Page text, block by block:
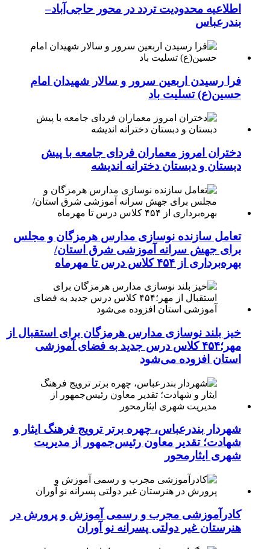
اطلاعیه محدودیت تردد در محور حاجی‌آباد–
بندرعباس
فرا رسیدن اربعین سرور و سالار شهیدان امام
حسین(ع) تسلیت باد
دختران امروز معماران فردای جامعه با پیش
دبستان و دبستان دخترانه اندیشه
تعامل سازنده نوسازی مدارس هرمزگان و مجلس
برای جهش سرانه آموزشی شرق استان/
بهره‌برداری از ۴۵۴ کلاس درس تا مهرماه
خیز بلند نوسازی مدارس هرمزگان برای استقبال از
مهر؛۴۵۴ کلاس درس جدید به فضای آموزشی
استان افزوده می‌شود
شهردار بندرعباس، چهره برتر ترویج فرهنگ ایثار و
شهادت؛ تقدیر معاون رئیس‌جمهور از مدیریت
شهری ایثارمحور
کادرآموزشی مجرب و رسمی آموزش و پرورش در
هنرستان غیر دولتی پسرانه نو آوران